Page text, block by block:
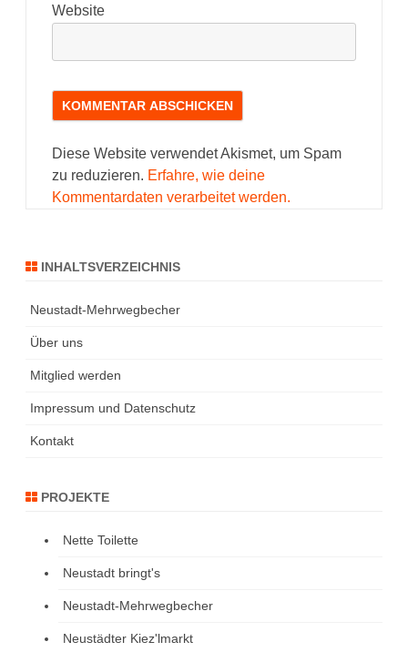
Website
Diese Website verwendet Akismet, um Spam
zu reduzieren. Erfahre, wie deine
Kommentardaten verarbeitet werden.
INHALTSVERZEICHNIS
Neustadt-Mehrwegbecher
Über uns
Mitglied werden
Impressum und Datenschutz
Kontakt
PROJEKTE
Nette Toilette
Neustadt bringt's
Neustadt-Mehrwegbecher
Neustädter Kiez'lmarkt